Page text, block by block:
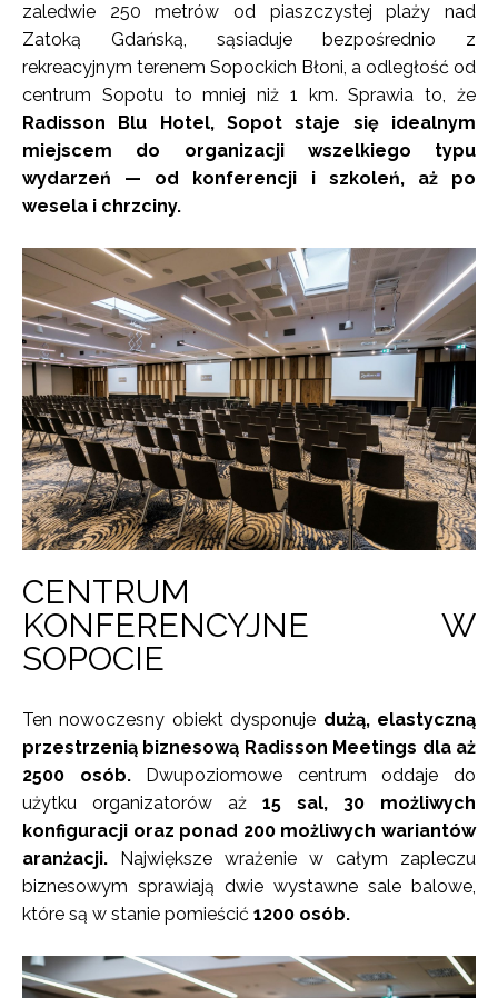
zaledwie 250 metrów od piaszczystej plaży nad
Zatoką Gdańską, sąsiaduje bezpośrednio z
rekreacyjnym terenem Sopockich Błoni, a odległość od
centrum Sopotu to mniej niż 1 km. Sprawia to, że
Radisson Blu Hotel, Sopot staje się idealnym
miejscem do organizacji wszelkiego typu
wydarzeń — od konferencji i szkoleń, aż po
wesela i chrzciny.
CENTRUM
KONFERENCYJNE W
SOPOCIE
Ten nowoczesny obiekt dysponuje dużą, elastyczną
przestrzenią biznesową Radisson Meetings dla aż
2500 osób.Dwupoziomowe centrum oddaje do
użytku organizatorów aż 15 sal, 30 możliwych
konfiguracji oraz ponad 200 możliwych wariantów
aranżacji. Największe wrażenie w całym zapleczu
biznesowym sprawiają dwie wystawne sale balowe,
które są w stanie pomieścić 1200 osób.